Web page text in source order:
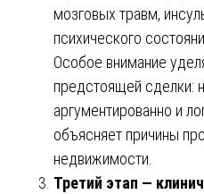
мозговых травм,
психического
Особое внимание
предстоящей сделки:
аргументированно и
объясняет причины
недвижимости.
Третий этап —